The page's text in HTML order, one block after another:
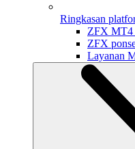
Ringkasan
ZFX MT4
ZFX
Layanan